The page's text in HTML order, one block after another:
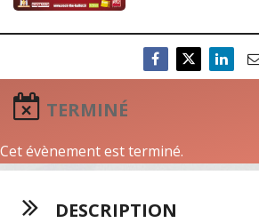
TERMINÉ
Cet évènement est terminé.
DESCRIPTION